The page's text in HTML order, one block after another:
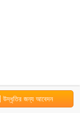
উদ্ধৃতির জন্য আবেদন